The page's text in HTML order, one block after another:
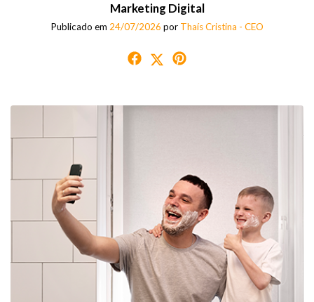
Marketing Digital
Publicado em 24/07/2026 por Thaís Cristina - CEO